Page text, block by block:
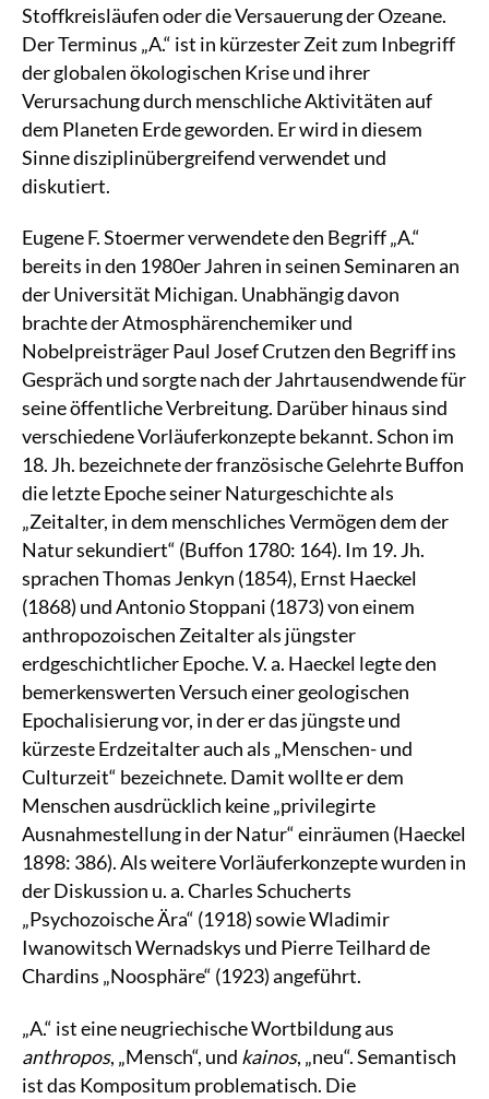
Stoffkreisläufen oder die Versauerung der Ozeane.
Der Terminus „A.“ ist in kürzester Zeit zum Inbegriff
der globalen ökologischen Krise und ihrer
Verursachung durch menschliche Aktivitäten auf
dem Planeten Erde geworden. Er wird in diesem
Sinne disziplinübergreifend verwendet und
diskutiert.
Eugene F. Stoermer verwendete den Begriff „A.“
bereits in den 1980er Jahren in seinen Seminaren an
der Universität Michigan. Unabhängig davon
brachte der Atmosphärenchemiker und
Nobelpreisträger Paul Josef Crutzen den Begriff ins
Gespräch und sorgte nach der Jahrtausendwende für
seine öffentliche Verbreitung. Darüber hinaus sind
verschiedene Vorläuferkonzepte bekannt. Schon im
18. Jh. bezeichnete der französische Gelehrte Buffon
die letzte Epoche seiner Naturgeschichte als
„Zeitalter, in dem menschliches Vermögen dem der
Natur sekundiert“ (Buffon 1780: 164). Im 19. Jh.
sprachen Thomas Jenkyn (1854), Ernst Haeckel
(1868) und Antonio Stoppani (1873) von einem
anthropozoischen Zeitalter als jüngster
erdgeschichtlicher Epoche. V. a. Haeckel legte den
bemerkenswerten Versuch einer geologischen
Epochalisierung vor, in der er das jüngste und
kürzeste Erdzeitalter auch als „Menschen- und
Culturzeit“ bezeichnete. Damit wollte er dem
Menschen ausdrücklich keine „privilegirte
Ausnahmestellung in der Natur“ einräumen (Haeckel
1898: 386). Als weitere Vorläuferkonzepte wurden in
der Diskussion u. a. Charles Schucherts
„Psychozoische Ära“ (1918) sowie Wladimir
Iwanowitsch Wernadskys und Pierre Teilhard de
Chardins „Noosphäre“ (1923) angeführt.
„A.“ ist eine neugriechische Wortbildung aus
anthropos, „Mensch“, und kainos, „neu“. Semantisch
ist das Kompositum problematisch. Die